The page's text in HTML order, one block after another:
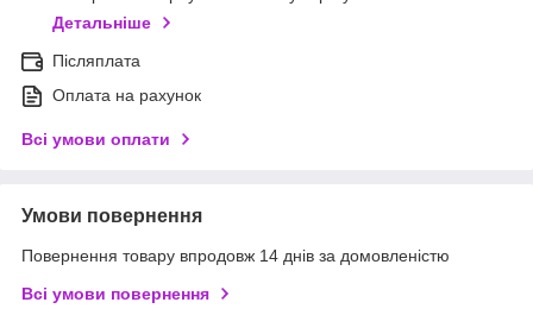
Детальніше
Післяплата
Оплата на рахунок
Всі умови оплати
Умови повернення
Повернення товару впродовж 14 днів за домовленістю
Всі умови повернення